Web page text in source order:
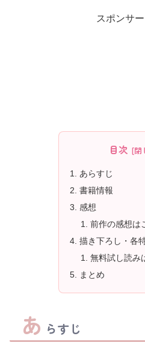
スポンサ
目次
あらすじ
書籍情報
感想
前作の感想は
描き下ろし・各
無料試し読み
まとめ
あ らすじ